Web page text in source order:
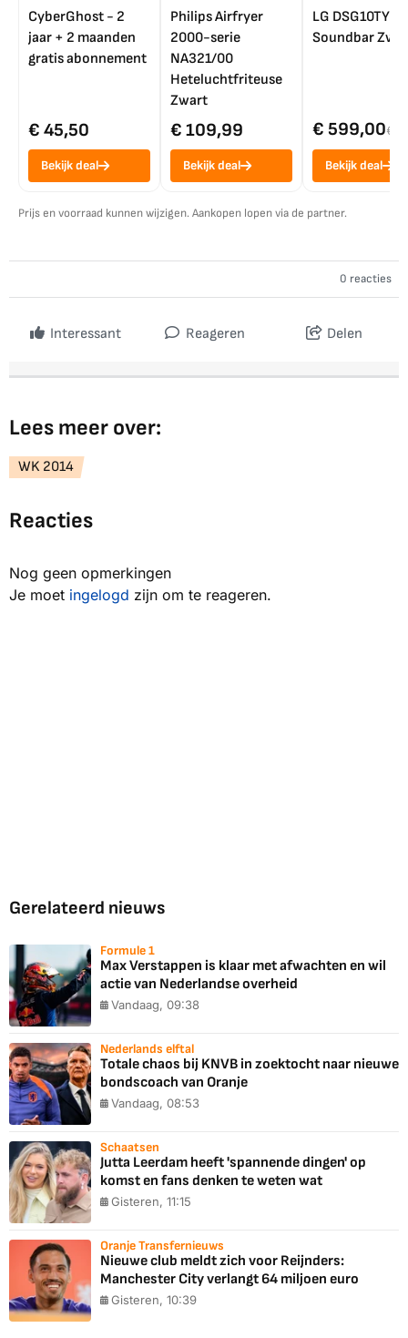
CyberGhost - 2
jaar + 2 maanden
gratis abonnement
€ 45,50
Bekijk deal
Philips Airfryer
2000-serie
NA321/00
Heteluchtfriteuse
Zwart
€ 109,99
Bekijk deal
LG DSG10TY
Soundbar
€ 599,00€
Bekijk deal
Prijs en voorraad kunnen wijzigen. Aankopen lopen via de partner.
0 reacties
Interessant Reageren Delen
Lees meer over:
WK 2014
Reacties
Nog geen opmerkingen
Je moet ingelogd zijn om te reageren.
Gerelateerd nieuws
Formule 1
Max Verstappen is klaar met afwachten en wil
actie van Nederlandse overheid
Vandaag, 09:38
Nederlands elftal
Totale chaos bij KNVB in zoektocht naar nieuwe
bondscoach van Oranje
Vandaag, 08:53
Schaatsen
Jutta Leerdam heeft 'spannende dingen' op
komst en fans denken te weten wat
Gisteren, 11:15
Oranje Transfernieuws
Nieuwe club meldt zich voor Reijnders:
Manchester City verlangt 64 miljoen euro
Gisteren, 10:39